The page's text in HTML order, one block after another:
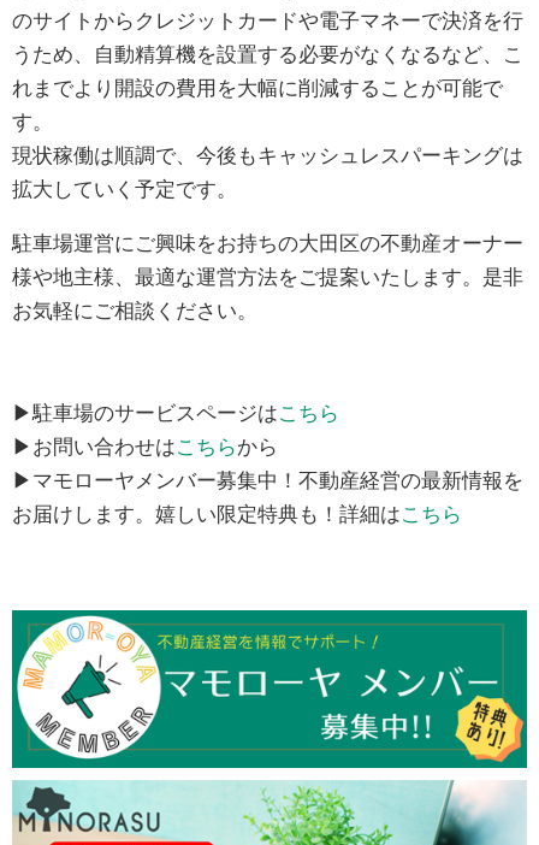
のサイトからクレジットカードや電子マネーで決済を行
うため、自動精算機を設置する必要がなくなるなど、こ
れまでより開設の費用を大幅に削減することが可能で
す。
現状稼働は順調で、今後もキャッシュレスパーキングは
拡大していく予定です。
駐車場運営にご興味をお持ちの大田区の不動産オーナー
様や地主様、最適な運営方法をご提案いたします。是非
お気軽にご相談ください。
▶駐車場のサービスページはこちら
▶お問い合わせはこちらから
▶マモローヤメンバー募集中！不動産経営の最新情報を
お届けします。嬉しい限定特典も！詳細はこちら